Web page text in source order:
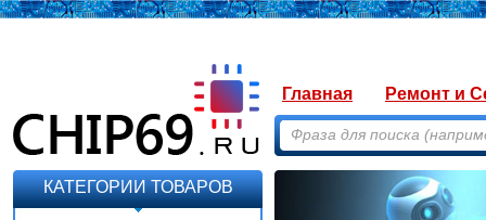
Главная Ремонт и
КАТЕГОРИИ ТОВАРОВ